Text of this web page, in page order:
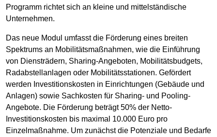
Programm richtet sich an kleine und mittelständische
Unternehmen.
Das neue Modul umfasst die Förderung eines breiten
Spektrums an Mobilitätsmaßnahmen, wie die Einführung
von Diensträdern, Sharing-Angeboten, Mobilitätsbudgets,
Radabstellanlagen oder Mobilitätsstationen. Gefördert
werden Investitionskosten in Einrichtungen (Gebäude und
Anlagen) sowie Sachkosten für Sharing- und Pooling-
Angebote. Die Förderung beträgt 50% der Netto-
Investitionskosten bis maximal 10.000 Euro pro
Einzelmaßnahme. Um zunächst die Potenziale und Bedarfe